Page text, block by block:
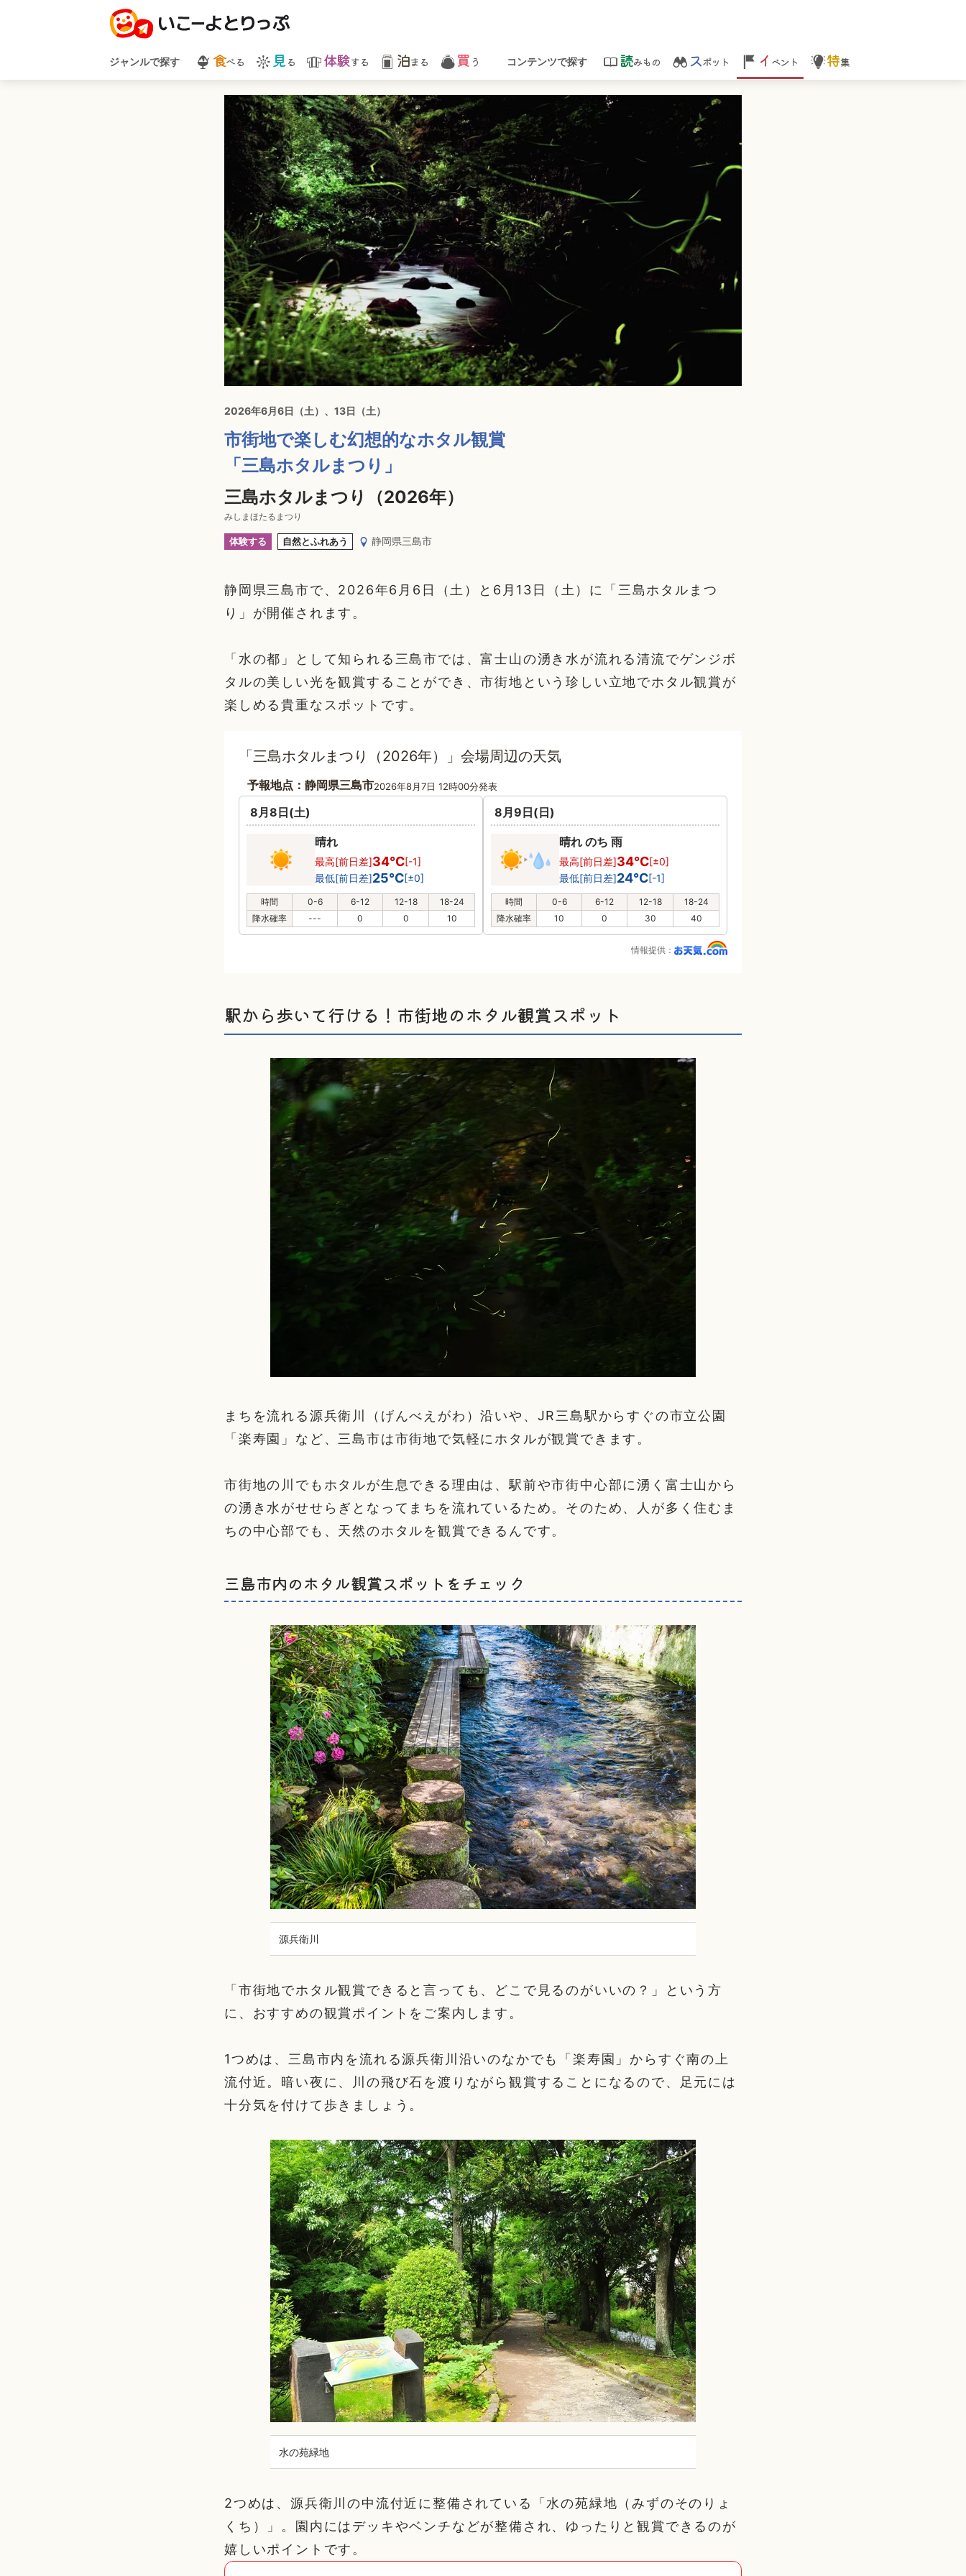
ジャンルで探す 食べる 見 る 体験する 泊まる 買 う コンテンツで探す 読みもの スポット イ ベント 特集
2026年6月6日（土）、13日（土）
市街地で楽しむ幻想的なホタル観賞
「三島ホタルまつり」
三島ホタルまつり（2026年）
みしまほたるまつり
体験する 自然とふれあう 静岡県三島市
静岡県三島市で、2026年6月6日（土）と6月13日（土）に「三島ホタルまつ
り」が開催されます。
「水の都」として知られる三島市では、富士山の湧き水が流れる清流でゲンジボ
タルの美しい光を観賞することができ、市街地という珍しい立地でホタル観賞が
楽しめる貴重なスポットです。
「三島ホタルまつり（2026年）」会場周辺の天気
予報地点：静岡県三島市2026年8月7日 12時00分発表
8月8日(土)
晴れ
最高[前日差]34℃[-1]
最低[前日差]25℃[±0]
時間 0-6 6-12 12-18
18-24
降水確率
--- 0 0 10
8月9日(日)
晴れ のち 雨
最高[前日差]34℃[±0]
最低[前日差]24℃[-1]
時間 0-6 6-12 12-18
18-24
降水確率
10 0 30 40
情報提供：
駅から歩いて行ける！市街地のホタル観賞スポット
まちを流れる源兵衛川（げんべえがわ）沿いや、JR三島駅からすぐの市立公園
「楽寿園」など、三島市は市街地で気軽にホタルが観賞できます。
市街地の川でもホタルが生息できる理由は、駅前や市街中心部に湧く富士山から
の湧き水がせせらぎとなってまちを流れているため。そのため、人が多く住むま
ちの中心部でも、天然のホタルを観賞できるんです。
三島市内のホタル観賞スポットをチェック
源兵衛川
「市街地でホタル観賞できると言っても、どこで見るのがいいの？」という方
に、おすすめの観賞ポイントをご案内します。
1つめは、三島市内を流れる源兵衛川沿いのなかでも「楽寿園」からすぐ南の上
流付近。暗い夜に、川の飛び石を渡りながら観賞することになるので、足元には
十分気を付けて歩きましょう。
水の苑緑地
2つめは、源兵衛川の中流付近に整備されている「水の苑緑地（みずのそのりょ
くち）」。園内にはデッキやベンチなどが整備され、ゆったりと観賞できるのが
嬉しいポイントです。